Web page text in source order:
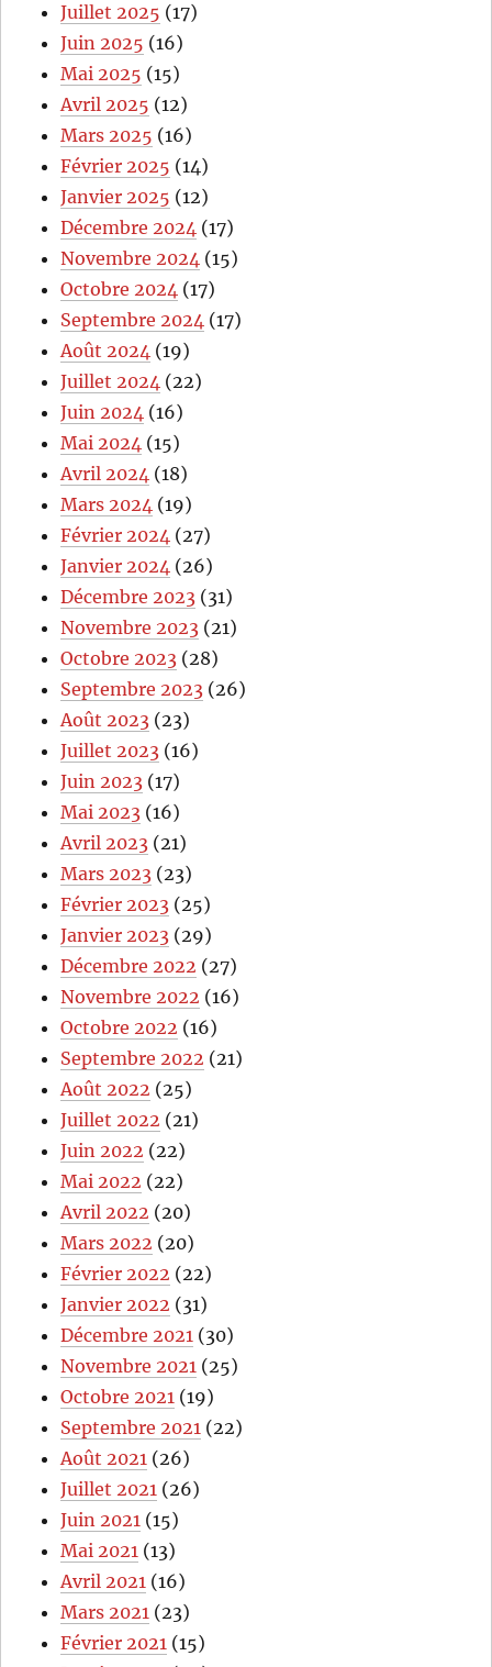
Juillet 2025 (17)
Juin 2025 (16)
Mai 2025 (15)
Avril 2025 (12)
Mars 2025 (16)
Février 2025 (14)
Janvier 2025 (12)
Décembre 2024 (17)
Novembre 2024 (15)
Octobre 2024 (17)
Septembre 2024 (17)
Août 2024 (19)
Juillet 2024 (22)
Juin 2024 (16)
Mai 2024 (15)
Avril 2024 (18)
Mars 2024 (19)
Février 2024 (27)
Janvier 2024 (26)
Décembre 2023 (31)
Novembre 2023 (21)
Octobre 2023 (28)
Septembre 2023 (26)
Août 2023 (23)
Juillet 2023 (16)
Juin 2023 (17)
Mai 2023 (16)
Avril 2023 (21)
Mars 2023 (23)
Février 2023 (25)
Janvier 2023 (29)
Décembre 2022 (27)
Novembre 2022 (16)
Octobre 2022 (16)
Septembre 2022 (21)
Août 2022 (25)
Juillet 2022 (21)
Juin 2022 (22)
Mai 2022 (22)
Avril 2022 (20)
Mars 2022 (20)
Février 2022 (22)
Janvier 2022 (31)
Décembre 2021 (30)
Novembre 2021 (25)
Octobre 2021 (19)
Septembre 2021 (22)
Août 2021 (26)
Juillet 2021 (26)
Juin 2021 (15)
Mai 2021 (13)
Avril 2021 (16)
Mars 2021 (23)
Février 2021 (15)